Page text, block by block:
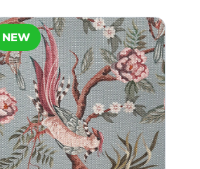
NEW